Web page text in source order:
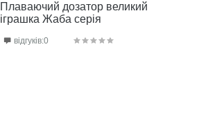
Плаваючий дозатор великий
іграшка Жаба серія
відгуків:0